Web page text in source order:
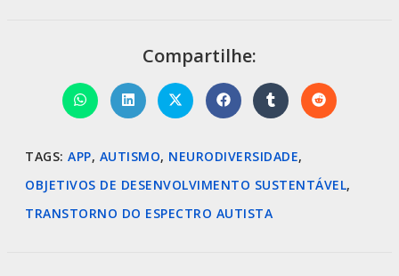
Compartilhe:
TAGS: APP, AUTISMO, NEURODIVERSIDADE,
OBJETIVOS DE DESENVOLVIMENTO SUSTENTÁVEL,
TRANSTORNO DO ESPECTRO AUTISTA